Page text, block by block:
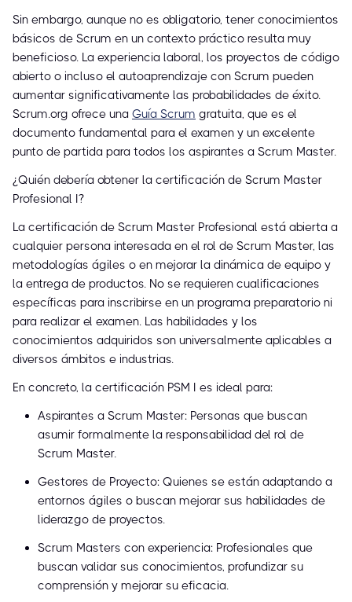
Sin embargo, aunque no es obligatorio, tener conocimientos
básicos de Scrum en un contexto práctico resulta muy
beneficioso. La experiencia laboral, los proyectos de código
abierto o incluso el autoaprendizaje con Scrum pueden
aumentar significativamente las probabilidades de éxito.
Scrum.org ofrece una Guía Scrum gratuita, que es el
documento fundamental para el examen y un excelente
punto de partida para todos los aspirantes a Scrum Master.
¿Quién debería obtener la certificación de Scrum Master
Profesional I?
La certificación de Scrum Master Profesional está abierta a
cualquier persona interesada en el rol de Scrum Master, las
metodologías ágiles o en mejorar la dinámica de equipo y
la entrega de productos. No se requieren cualificaciones
específicas para inscribirse en un programa preparatorio ni
para realizar el examen. Las habilidades y los
conocimientos adquiridos son universalmente aplicables a
diversos ámbitos e industrias.
En concreto, la certificación PSM I es ideal para:
Aspirantes a Scrum Master: Personas que buscan
asumir formalmente la responsabilidad del rol de
Scrum Master.
Gestores de Proyecto: Quienes se están adaptando a
entornos ágiles o buscan mejorar sus habilidades de
liderazgo de proyectos.
Scrum Masters con experiencia: Profesionales que
buscan validar sus conocimientos, profundizar su
comprensión y mejorar su eficacia.